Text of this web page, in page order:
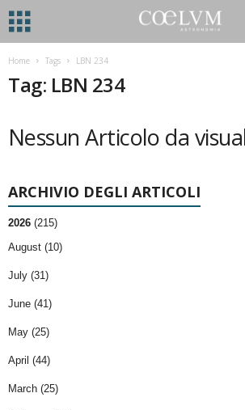
Home Tags LBN 234
Tag: LBN 234
Nessun Articolo da
ARCHIVIO DEGLI ARTICOLI
2026 (215)
August (10)
July (31)
June (41)
May (25)
April (44)
March (25)